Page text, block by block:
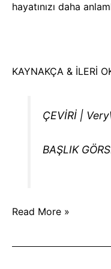
hayatınızı daha
KAYNAKÇA & İLERİ
ÇEVİRİ |
BAŞLIK
Read More »